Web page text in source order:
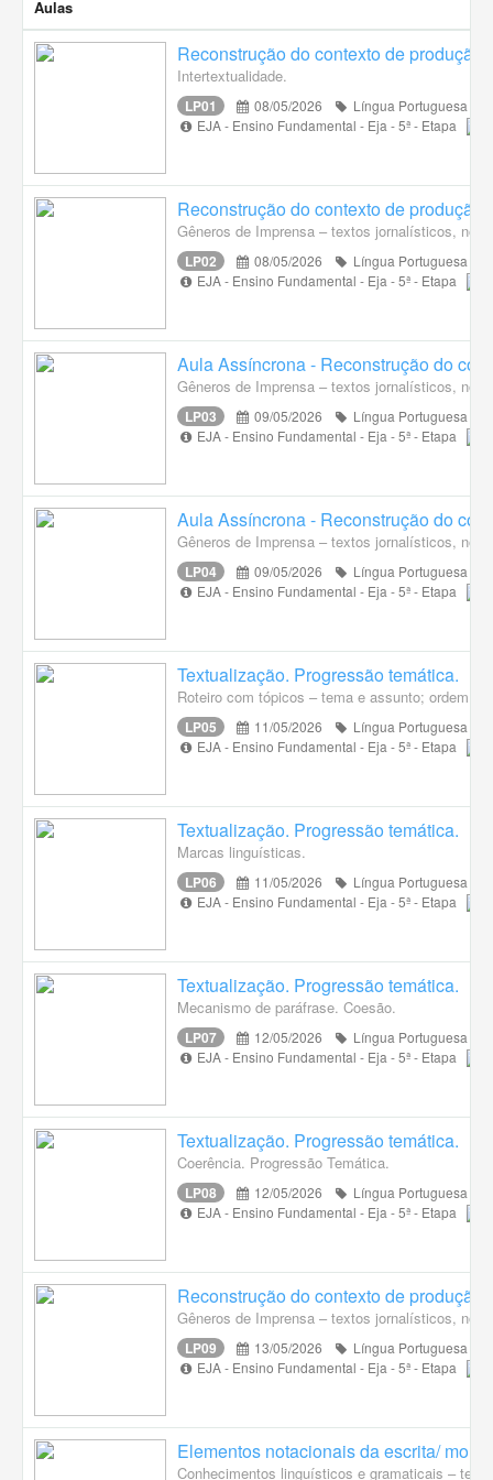
Aulas
Reconstrução do contexto de
Intertextualidade.
LP01 08/05/2026
Língua Portuguesa
EJA - Ensino Fundamental - Eja - 5ª - Etapa
Reconstrução do contexto de
Gêneros de Imprensa – textos jornalísticos,
LP02 08/05/2026
Língua Portuguesa
EJA - Ensino Fundamental - Eja - 5ª - Etapa
Aula Assíncrona - Reconstrução do
Gêneros de Imprensa – textos jornalísticos,
LP03 09/05/2026
Língua Portuguesa
EJA - Ensino Fundamental - Eja - 5ª - Etapa
Aula Assíncrona - Reconstrução do
Gêneros de Imprensa – textos jornalísticos,
LP04 09/05/2026
Língua Portuguesa
EJA - Ensino Fundamental - Eja - 5ª - Etapa
Textualização. Progressão temática.
Roteiro com tópicos – tema e assunto; ordem e
LP05 11/05/2026
Língua Portuguesa
EJA - Ensino Fundamental - Eja - 5ª - Etapa
Textualização. Progressão temática.
Marcas linguísticas.
LP06 11/05/2026
Língua Portuguesa
EJA - Ensino Fundamental - Eja - 5ª - Etapa
Textualização. Progressão temática.
Mecanismo de paráfrase. Coesão.
LP07 12/05/2026
Língua Portuguesa
EJA - Ensino Fundamental - Eja - 5ª - Etapa
Textualização. Progressão temática.
Coerência. Progressão Temática.
LP08 12/05/2026
Língua Portuguesa
EJA - Ensino Fundamental - Eja - 5ª - Etapa
Reconstrução do contexto de
Gêneros de Imprensa – textos jornalísticos,
LP09 13/05/2026
Língua Portuguesa
EJA - Ensino Fundamental - Eja - 5ª - Etapa
Elementos notacionais da escrita/
Conhecimentos linguísticos e gramaticais –